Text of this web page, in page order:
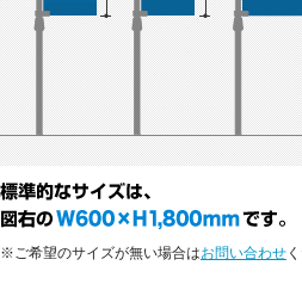
※ご希望のサイズが無い場合はお問い合わせ